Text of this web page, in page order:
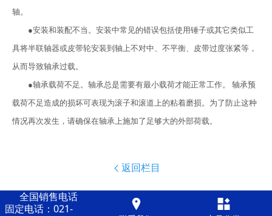
轴。
●安装和装配不当。安装中常见的错误包括使用锤子或其它类似工
具将半联轴器或皮带轮安装到轴上不对中、不平衡、皮带过度张紧等，
从而导致轴承过载。
●轴承载荷不足。轴承总是需要有最小载荷才能正常工作。 轴承预
载荷不足造成的损坏可表现为滚子和滚道上的粘着磨损。为了防止这种
情况再次发生，请确保在轴承上施加了足够大的外部荷载。
 返回栏目
全国销售电话
固定电话：021-
 